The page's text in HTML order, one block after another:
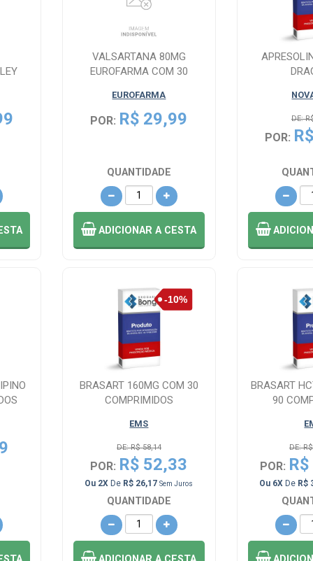
VALSARTANA 80MG
EUROFARMA COM 30
EUROFARMA
POR: R$ 29,99
QUANTIDADE
ADICIONARA CESTA
DE:
POR:
BRASART 160MG COM 30
COMPRIMIDOS
EMS
DE: R$ 58,14
POR: R$ 52,33
Ou 2X De R$ 26,17 Sem Juros
QUANTIDADE
BRASART
90
DE:
POR:
Ou 6X De R$